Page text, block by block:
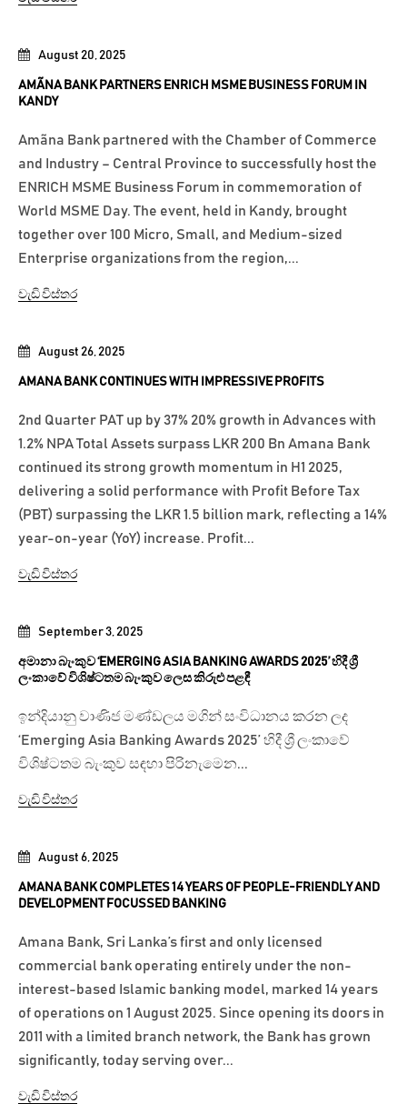
August 6, 2025
AMANA BANK COMPLETES 14 YEARS OF PEOPLE-FRIENDLY AND
DEVELOPMENT FOCUSSED BANKING
Amana Bank, Sri Lanka’s first and only licensed
commercial bank operating entirely under the non-
interest-based Islamic banking model, marked 14 years
of operations on 1 August 2025. Since opening its doors in
2011 with a limited branch network, the Bank has grown
significantly, today serving over...
වැඩි විස්තර
September 3, 2025
අමානා බැංකුව ‘EMERGING ASIA BANKING AWARDS 2025’ හිදී ශ්‍රී
ලංකාවේ විශිෂ්ටතම බැංකුව ලෙස කිරුළු පළඳී
ඉන්දියානු වාණිජ මණ්ඩලය මගින් සංවිධානය කරන ලද
‘Emerging Asia Banking Awards 2025’ හිදී ශ්‍රී ලංකාවේ
විශිෂ්ටතම බැංකුව සඳහා පිරිනැමෙන...
වැඩි විස්තර
August 26, 2025
AMANA BANK CONTINUES WITH IMPRESSIVE PROFITS
2nd Quarter PAT up by 37% 20% growth in Advances with
1.2% NPA Total Assets surpass LKR 200 Bn Amana Bank
continued its strong growth momentum in H1 2025,
delivering a solid performance with Profit Before Tax
(PBT) surpassing the LKR 1.5 billion mark, reflecting a 14%
year-on-year (YoY) increase. Profit...
වැඩි විස්තර
August 20, 2025
AMÃNA BANK PARTNERS ENRICH MSME BUSINESS FORUM IN
KANDY
Amãna Bank partnered with the Chamber of Commerce
and Industry – Central Province to successfully host the
ENRICH MSME Business Forum in commemoration of
World MSME Day. The event, held in Kandy, brought
together over 100 Micro, Small, and Medium-sized
Enterprise organizations from the region,...
වැඩි විස්තර